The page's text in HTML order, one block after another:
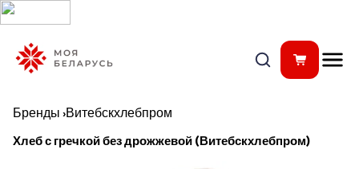
Бренды ›Витебскхлебпром
Хлеб с гречкой без дрожжевой (Витебскхлебпром)